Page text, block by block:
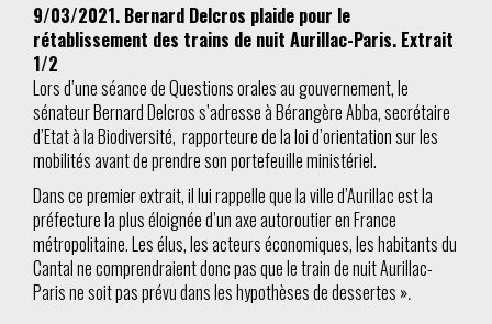
9/03/2021. Bernard Delcros plaide pour le
rétablissement des trains de nuit Aurillac-Paris. Extrait
1/2
Lors d’une séance de Questions orales au gouvernement, le
sénateur Bernard Delcros s’adresse à Bérangère Abba, secrétaire
d’Etat à la Biodiversité, rapporteure de la loi d’orientation sur les
mobilités avant de prendre son portefeuille ministériel.
Dans ce premier extrait, il lui rappelle que la ville d’Aurillac est la
préfecture la plus éloignée d’un axe autoroutier en France
métropolitaine. Les élus, les acteurs économiques, les habitants du
Cantal ne comprendraient donc pas que le train de nuit Aurillac-
Paris ne soit pas prévu dans les hypothèses de dessertes ».